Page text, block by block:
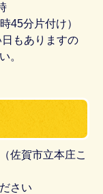
45分片付け）
もありますの
。
佐賀市立本庄こ
さい